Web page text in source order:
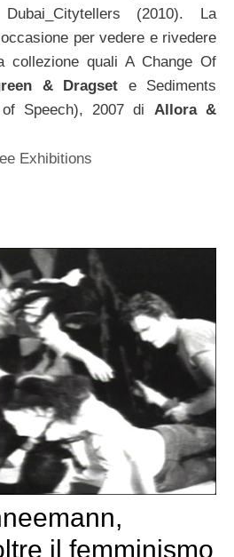
(2010). La
per vedere e rivedere
collezione quali A Change Of
& Dragset e Sediments
Speech), 2007 di Allora &
Exhibitions
il femminismo